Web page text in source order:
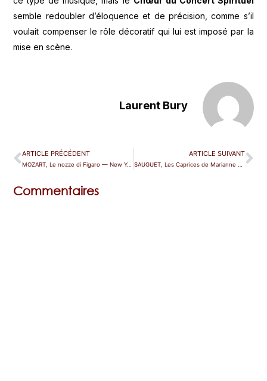
semble redoubler d’éloquence et de précision, comme s’il
voulait compenser le rôle décoratif qui lui est imposé par la
mise en scène.
Laurent Bury
ARTICLE PRÉCÉDENT
MOZART, Le nozze di Figaro — New York
ARTICLE SUIVANT
Commentaires